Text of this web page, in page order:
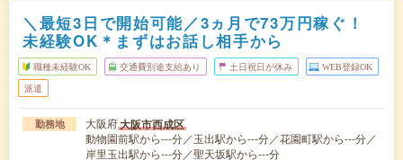
＼最短3日で開始可能／3ヵ月で73万円稼ぐ！
未経験OK＊まずはお話し相手から
職種未経験OK 交通費別途支給あり 土日祝日が休み WEB登録OK
派遣
勤務地 大阪府大阪市西成区
動物園前駅から---分／玉出駅から---分／花園町駅から---分／
岸里玉出駅から---分／聖天坂駅から---分